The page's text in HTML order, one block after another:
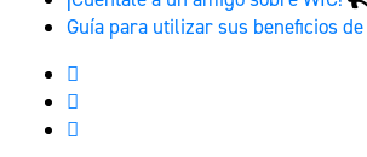
Guía para utilizar sus beneficios de